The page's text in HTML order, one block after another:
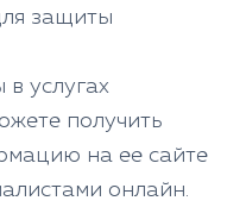
защиты
услугах
получить
на ее сайте
онлайн.